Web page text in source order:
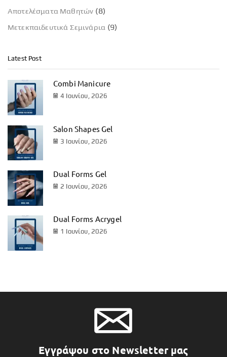
Αποτελέσματα Μαθητών (8)
Μετεκπαιδευτικά Σεμινάρια (9)
Latest Post
Combi Manicure
4 Ιουνίου, 2026
Salon Shapes Gel
3 Ιουνίου, 2026
Dual Forms Gel
2 Ιουνίου, 2026
Dual Forms Acrygel
1 Ιουνίου, 2026
Εγγράψου στο Newsletter μας